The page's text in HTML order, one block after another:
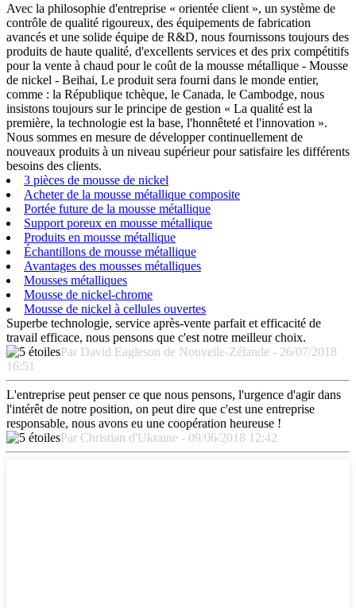
Avec la philosophie d'entreprise « orientée client », un système de
contrôle de qualité rigoureux, des équipements de fabrication
avancés et une solide équipe de R&D, nous fournissons toujours des
produits de haute qualité, d'excellents services et des prix compétitifs
pour la vente à chaud pour le coût de la mousse métallique - Mousse
de nickel - Beihai, Le produit sera fourni dans le monde entier,
comme : la République tchèque, le Canada, le Cambodge, nous
insistons toujours sur le principe de gestion « La qualité est la
première, la technologie est la base, l'honnêteté et l'innovation ».
Nous sommes en mesure de développer continuellement de
nouveaux produits à un niveau supérieur pour satisfaire les différents
besoins des clients.
3 pièces de mousse de nickel
Acheter de la mousse métallique composite
Portée future de la mousse métallique
Support poreux en mousse métallique
Produits en mousse métallique
Échantillons de mousse métallique
Avantages des mousses métalliques
Mousses métalliques
Mousse de nickel-chrome
Mousse de nickel à cellules ouvertes
Superbe technologie, service après-vente parfait et efficacité de
travail efficace, nous pensons que c'est notre meilleur choix.
Par David Eagleson de Nouvelle-Zélande - 26/07/2018
16:51
L'entreprise peut penser ce que nous pensons, l'urgence d'agir dans
l'intérêt de notre position, on peut dire que c'est une entreprise
responsable, nous avons eu une coopération heureuse !
Par Christian d'Ukraine - 09/06/2018 12:42